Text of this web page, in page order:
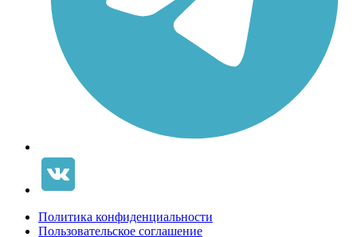
Политика конфиденциальности
Пользовательское соглашение